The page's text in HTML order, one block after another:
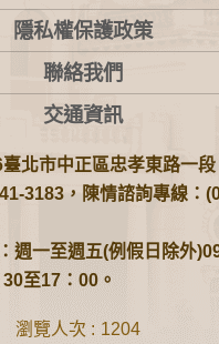
隱私權保護政策
聯絡我們
交通資訊
北市中正區忠孝東路一段
3183，陳情諮詢專線：
週一至週五(例假日除外
至17：00。
瀏覽人次 1204